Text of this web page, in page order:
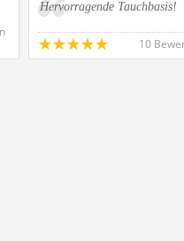
Hervorragende Tauchbasis!
10